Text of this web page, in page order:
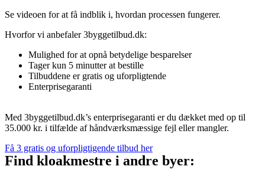
Se videoen for at få indblik i, hvordan processen fungerer.
Hvorfor vi anbefaler 3byggetilbud.dk:
Mulighed for at opnå betydelige besparelser
Tager kun 5 minutter at bestille
Tilbuddene er gratis og uforpligtende
Enterprisegaranti
Med 3byggetilbud.dk’s enterprisegaranti er du dækket med op til
35.000 kr. i tilfælde af håndværksmæssige fejl eller mangler.
Få 3 gratis og uforpligtigende tilbud her
Find kloakmestre i andre byer: